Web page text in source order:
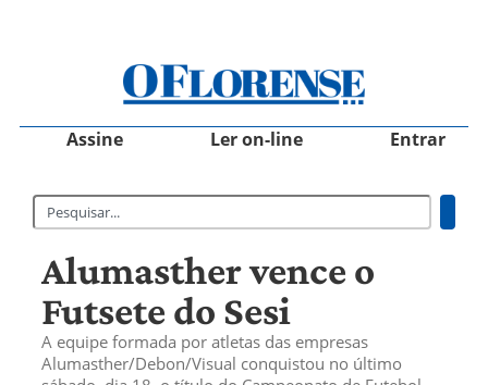
Assine Ler on-line Entrar
Alumasther vence o
Futsete do Sesi
A equipe formada por atletas das empresas
Alumasther/Debon/Visual conquistou no último